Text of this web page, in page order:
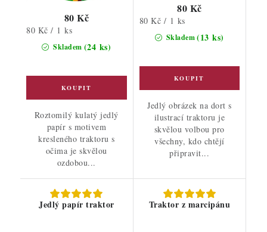
Skladem (24 ks)
80 Kč
Měrná
cena:
80 Kč / 1 ks
Roztomilý kulatý jedlý
papír s motivem
kresleného traktoru s
očima je skvělou
ozdobou...
Skladem(13 ks)
80 Kč
Měrná
cena:
80 Kč / 1 ks
Jedlý obrázek na dort s
ilustrací traktoru je
skvělou volbou pro
všechny, kdo chtějí
připravit...
Jedlý papír traktor Traktor z marcipánu